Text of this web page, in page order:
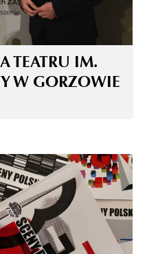
TEATRU IM.
W GORZOWIE